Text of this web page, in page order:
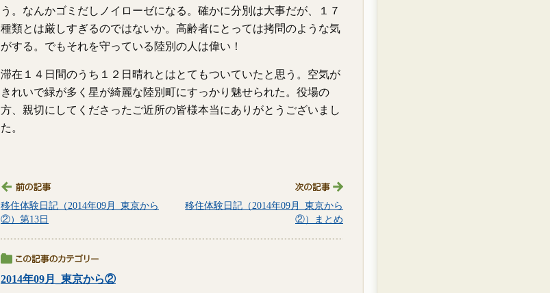
う。なんかゴミだしノイローゼになる。確かに分別は大事だが、１７
種類とは厳しすぎるのではないか。高齢者にとっては拷問のような気
がする。でもそれを守っている陸別の人は偉い！
滞在１４日間のうち１２日晴れとはとてもついていたと思う。空気が
きれいで緑が多く星が綺麗な陸別町にすっかり魅せられた。役場の
方、親切にしてくださったご近所の皆様本当にありがとうございまし
た。
移住体験日記（2014年09月_東京から
②）第13日
移住体験日記（2014年09月_東京から
②）まとめ
2014年09月_東京から②